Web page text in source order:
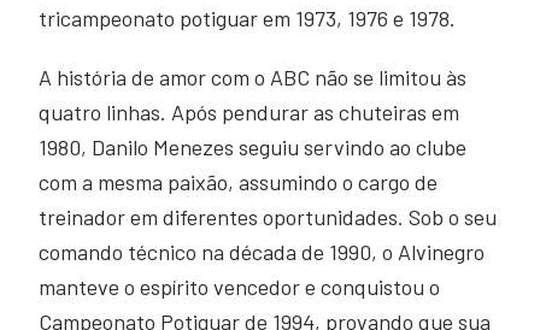
tricampeonato potiguar em 1973, 1976 e 1978.
A história de amor com o ABC não se limitou às
quatro linhas. Após pendurar as chuteiras em
1980, Danilo Menezes seguiu servindo ao clube
com a mesma paixão, assumindo o cargo de
treinador em diferentes oportunidades. Sob o seu
comando técnico na década de 1990, o Alvinegro
manteve o espírito vencedor e conquistou o
Campeonato Potiguar de 1994, provando que sua